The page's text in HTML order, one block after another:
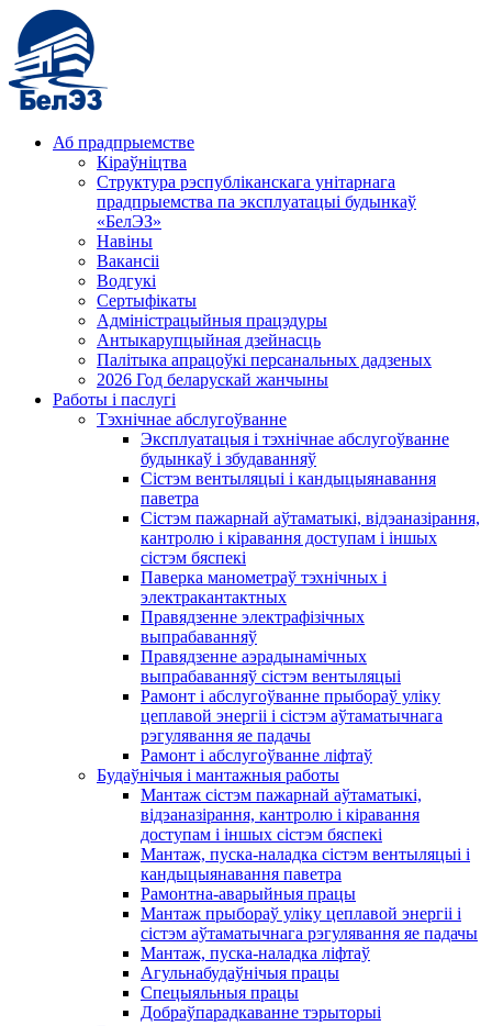
Аб прадпрыемстве
Кіраўніцтва
Структура рэспубліканскага унітарнага
прадпрыемства па эксплуатацыі будынкаў
«БелЭЗ»
Навіны
Вакансіі
Водгукі
Сертыфікаты
Адміністрацыйныя працэдуры
Антыкарупцыйная дзейнасць
Палітыка апрацоўкі персанальных дадзеных
2026 Год беларускай жанчыны
Работы і паслугі
Тэхнічнае абслугоўванне
Эксплуатацыя і тэхнічнае абслугоўванне
будынкаў і збудаванняў
Сістэм вентыляцыі і кандыцыянавання
паветра
Сістэм пажарнай аўтаматыкі, відэаназірання,
кантролю і кіравання доступам і іншых
сістэм бяспекі
Паверка манометраў тэхнічных і
электракантактных
Правядзенне электрафізічных
выпрабаванняў
Правядзенне аэрадынамічных
выпрабаванняў сістэм вентыляцыі
Рамонт і абслугоўванне прыбораў уліку
цеплавой энергіі і сістэм аўтаматычнага
рэгулявання яе падачы
Рамонт і абслугоўванне ліфтаў
Будаўнічыя і мантажныя работы
Мантаж сістэм пажарнай аўтаматыкі,
відэаназірання, кантролю і кіравання
доступам і іншых сістэм бяспекі
Мантаж, пуска-наладка сістэм вентыляцыі і
кандыцыянавання паветра
Рамонтна-аварыйныя працы
Мантаж прыбораў уліку цеплавой энергіі і
сістэм аўтаматычнага рэгулявання яе падачы
Мантаж, пуска-наладка ліфтаў
Агульнабудаўнічыя працы
Спецыяльныя працы
Добраўпарадкаванне тэрыторыі